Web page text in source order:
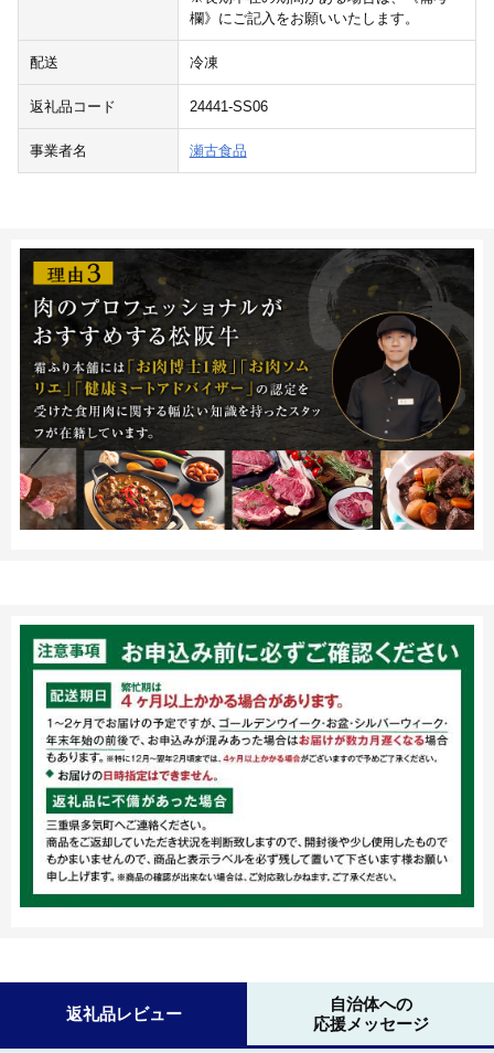
欄》にご記入をお願いいたします。
配送 冷凍
返礼品コード 24441-SS06
事業者名 瀬古食品
返礼品レビュー
自治体への
応援メッセージ